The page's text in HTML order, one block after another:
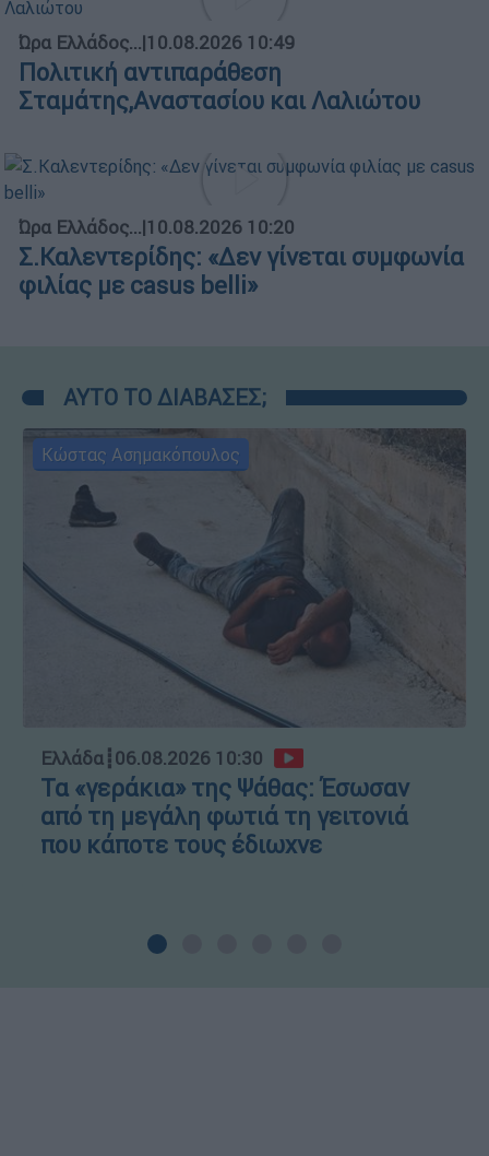
Ώρα Ελλάδος...|10.08.2026 10:49
Πολιτική αντιπαράθεση
Σταμάτης,Αναστασίου και Λαλιώτου
Ώρα Ελλάδος...|10.08.2026 10:20
Σ.Καλεντερίδης: «Δεν γίνεται συμφωνία
φιλίας με casus belli»
ΑΥΤΟ ΤΟ ΔΙΑΒΑΣΕΣ;
Κώστας Ασημακόπουλος
Ελλάδα┋06.08.2026 10:30
Τα «γεράκια» της Ψάθας: Έσωσαν
από τη μεγάλη φωτιά τη γειτονιά
που κάποτε τους έδιωχνε